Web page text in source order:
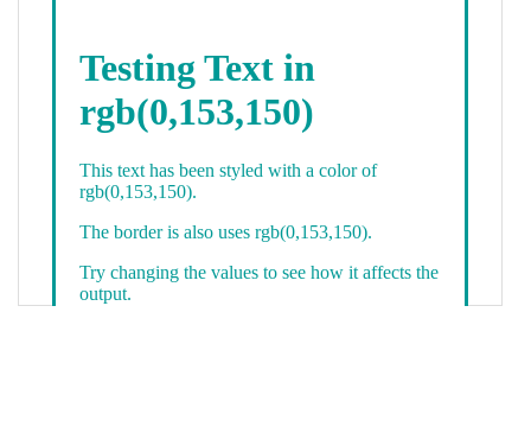
div class="textColor borderColor"
< h1>Testing Text in rgb(0,153,150)